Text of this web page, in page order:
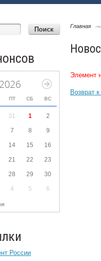
ПТ СБ ВС
31 1 2
7 8 9
14 15 16
21 22 23
28 29 30
4 5 6
России
Главная
Элемент
Возврат